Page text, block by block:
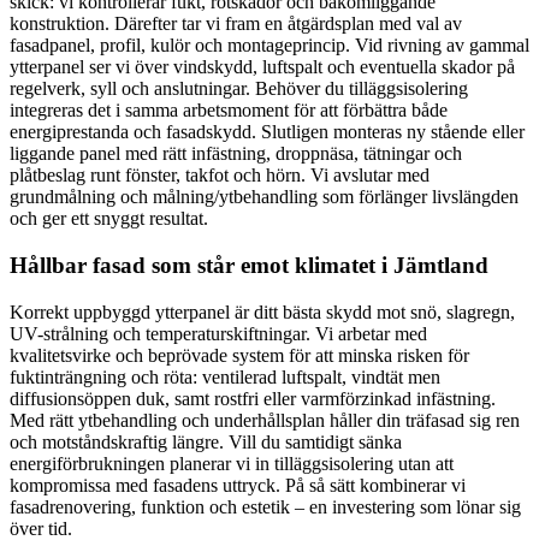
konstruktion. Därefter tar vi fram en åtgärdsplan med val av
fasadpanel, profil, kulör och montageprincip. Vid rivning av gammal
ytterpanel ser vi över vindskydd, luftspalt och eventuella skador på
regelverk, syll och anslutningar. Behöver du tilläggsisolering
integreras det i samma arbetsmoment för att förbättra både
energiprestanda och fasadskydd. Slutligen monteras ny stående eller
liggande panel med rätt infästning, droppnäsa, tätningar och
plåtbeslag runt fönster, takfot och hörn. Vi avslutar med
grundmålning och målning/ytbehandling som förlänger livslängden
och ger ett snyggt resultat.
Hållbar fasad som står emot klimatet i Jämtland
Korrekt uppbyggd ytterpanel är ditt bästa skydd mot snö, slagregn,
UV-strålning och temperaturskiftningar. Vi arbetar med
kvalitetsvirke och beprövade system för att minska risken för
fuktinträngning och röta: ventilerad luftspalt, vindtät men
diffusionsöppen duk, samt rostfri eller varmförzinkad infästning.
Med rätt ytbehandling och underhållsplan håller din träfasad sig ren
och motståndskraftig längre. Vill du samtidigt sänka
energiförbrukningen planerar vi in tilläggsisolering utan att
kompromissa med fasadens uttryck. På så sätt kombinerar vi
fasadrenovering, funktion och estetik – en investering som lönar sig
över tid.